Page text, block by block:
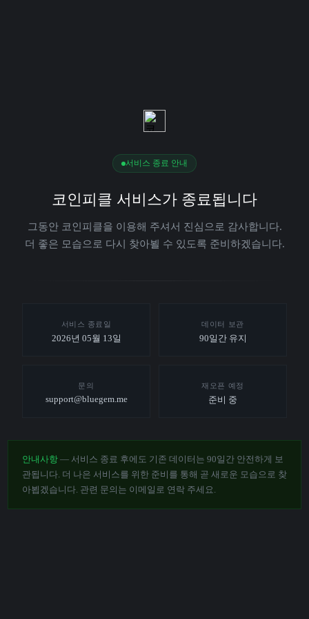
서비스 종료 안내
코인피클 서비스가 종료됩니다
그동안 코인피클을 이용해 주셔서 진심으로 감사합니다.
더 좋은 모습으로 다시 찾아뵐 수 있도록 준비하겠습니다.
서비스 종료일
2026년 05월 13일
데이터 보관
90일간 유지
문의
support@bluegem.me
재오픈 예정
준비 중
안내사항 — 서비스 종료 후에도 기존 데이터는 90일간 안전하게 보
관됩니다. 더 나은 서비스를 위한 준비를 통해 곧 새로운 모습으로 찾
아뵙겠습니다. 관련 문의는 이메일로 연락 주세요.